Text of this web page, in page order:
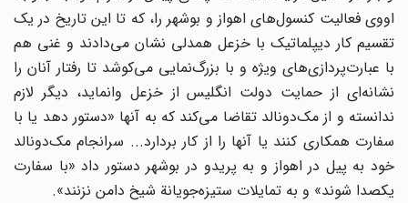
اووی فعالیت کنسول‌های اهواز و بوشهر را، که تا این تاریخ در یک
تقسیم کار دیپلماتیک با خزعل همدلی نشان می‌دادند و غنی هم
با عبارت‌پردازی‌های ویژه و با بزرگ‌نمایی می‌کوشد تا رفتار آنان را
نشانه‌ای از حمایت دولت انگلیس از خزعل وانماید، دیگر لازم
ندانسته و از مک‌دونالد تقاضا می‌کند که به آنها «دستور دهد یا با
سفارت همکاری کنند یا آنها را از کار بردارد... سرانجام مک‌دونالد
خود به پیل در اهواز و به پریدو در بوشهر دستور داد «با سفارت
یکصدا شوند» و به تمایلات ستیزه‌جویانة شیخ دامن نزنند».